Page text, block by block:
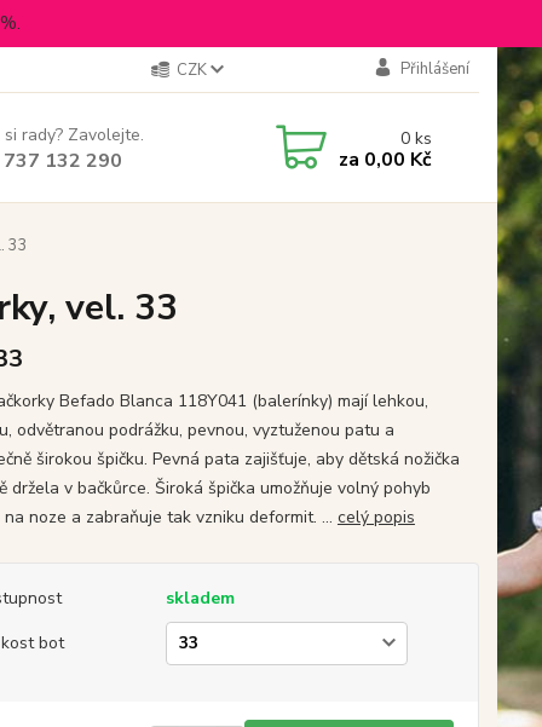
CZK Přihlášení
rady? Zavolejte.
132 290
0ks
za 0,00 Kč
33
vel. 33
Befado Blanca 118Y041 (balerínky) mají lehkou,
odvětranou podrážku, pevnou, vyztuženou patu a
širokou špičku. Pevná pata zajišťuje, aby dětská nožička
držela v bačkůrce. Široká špička umožňuje volný pohyb
noze a zabraňuje tak vzniku deformit. ... celý popis
skladem
bot